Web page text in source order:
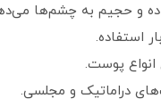
و حجیم به چشم‌ها
انواع پوست.
دراماتیک و مجلسی.